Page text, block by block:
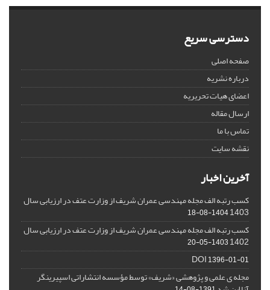
دسترسی سریع
صفحه اصلی
درباره نشریه
اعضای هیات تحریریه
ارسال مقاله
تماس با ما
نقشه سایت
آخرین اخبار
کسب رتبه الف مجله مهندسی عمران شریف از وزارت عتف در ارزیابی سال
1403
1404-08-18
کسب رتبه الف مجله مهندسی عمران شریف از وزارت عتف در ارزیابی سال
1402
1403-05-20
DOI1396-01-01
مجله ی علمی و پژوهشی «شریف» توسط مؤسسه انتشاراتی اسپیرینگر